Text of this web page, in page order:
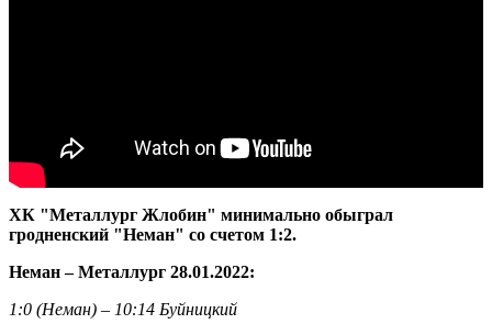
ХК "Металлург Жлобин" минимально обыграл
гродненский "Неман" со счетом 1:2.
Неман – Металлург 28.01.2022:
1:0 (Неман) – 10:14 Буйницкий